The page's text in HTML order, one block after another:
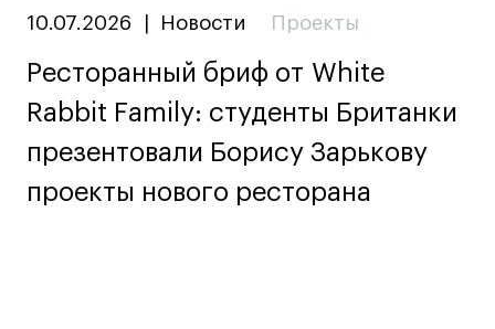
10.07.2026 Новости Проекты
Ресторанный бриф от White
Rabbit Family: студенты Британки
презентовали Борису Зарькову
проекты нового ресторана